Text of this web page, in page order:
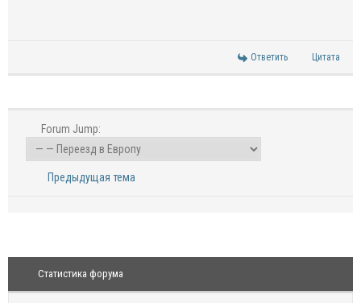
Ответить Цитата
Forum Jump:
Предыдущая тема
Статистика форума